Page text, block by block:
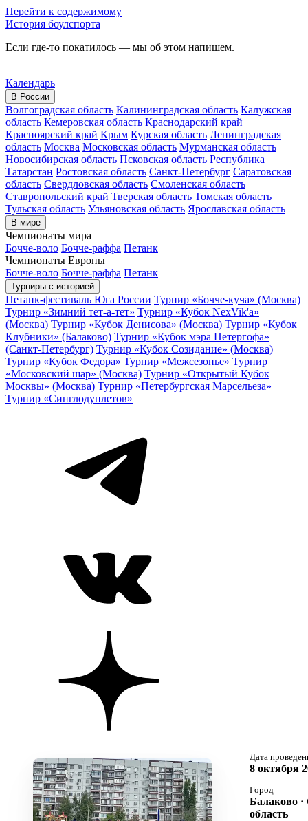
Перейти к содержимому
История боулспорта
Если где-то покатилось — мы об этом напишем.
Календарь
В России
Волгоградская область Калининградская область Калужская
область Кемеровская область Краснодарский край
Красноярский край Крым Курская область Ленинградская
область Москва Московская область Мурманская область
Новосибирская область Псковская область Республика
Татарстан Ростовская область Санкт-Петербург Саратовская
область Свердловская область Смоленская область
Ставропольский край Тверская область Томская область
Тульская область Ульяновская область Ярославская область
В мире
Чемпионаты мира
Бочче-воло Бочче-раффа Петанк
Чемпионаты Европы
Бочче-воло Бочче-раффа Петанк
Турниры с историей
Петанк-фестиваль Юга России Турнир «Бочче-куча» (Москва)
Турнир «Зимний тет-а-тет» Турнир «Кубок NexVik'a»
(Москва) Турнир «Кубок Денисова» (Москва) Турнир «Кубок
Клубники» (Балаково) Турнир «Кубок мэра Петергофа»
(Санкт-Петербург) Турнир «Кубок Созидание» (Москва)
Турнир «Кубок Федора» Турнир «Межсезонье» Турнир
«Московский шар» (Москва) Турнир «Открытый Кубок
Москвы» (Москва) Турнир «Петербургская Марсельеза»
Турнир «Синглодуплетов»
Дата
8 октября
Город
Балаково ·
область